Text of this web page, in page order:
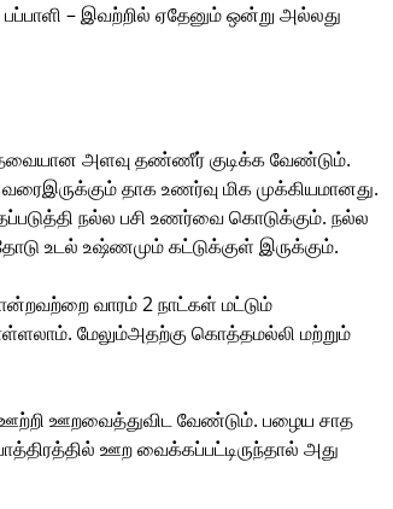
– இவற்றில் ஏதேனும் ஒன்று அல்லது
அளவு தண்ணீர் குடிக்க வேண்டும்.
தாக உணர்வு மிக முக்கியமானது.
நல்ல பசி உணர்வை கொடுக்கும். நல்ல
உடல் உஷ்ணமும் கட்டுக்குள் இருக்கும்.
வாரம் 2 நாட்கள் மட்டும்
மேலும்அதற்கு கொத்தமல்லி மற்றும்
ஊறவைத்துவிட வேண்டும். பழைய சாத
ஊற வைக்கப்பட்டிருந்தால் அது